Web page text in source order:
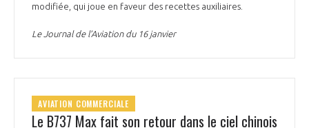
modifiée, qui joue en faveur des recettes auxiliaires.
Le Journal de l’Aviation du 16 janvier
AVIATION COMMERCIALE
Le B737 Max fait son retour dans le ciel chinois